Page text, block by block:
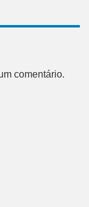
comentário.